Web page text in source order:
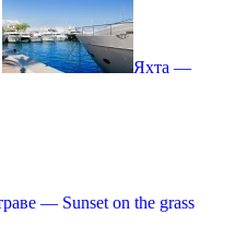
Яхта —
— Sunset on the grass